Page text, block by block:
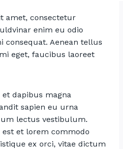
amet, consectetur
enim eu odio
consequat. Aenean tellus
eget, faucibus laoreet
et dapibus magna
sapien eu urna
lectus vestibulum.
et lorem commodo
ex orci, vitae dictum